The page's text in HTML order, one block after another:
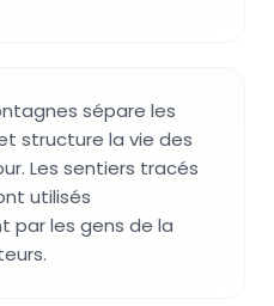
sépare les
structure la vie des
Les sentiers tracés
utilisés
par les gens de la